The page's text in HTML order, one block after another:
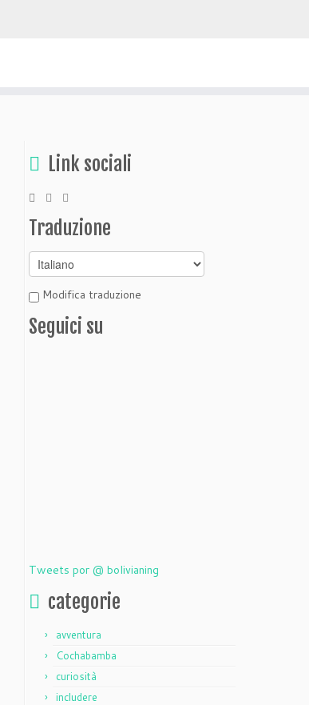
Link sociali
Traduzione
Modifica traduzione
Seguici su
Tweets por @ bolivianing
categorie
avventura
Cochabamba
curiosità
includere